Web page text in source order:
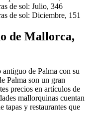
de sol: Julio, 346
de sol: Diciembre, 151
de Mallorca,
de Palma con su
Palma son un gran
precios en artículos de
mallorquinas cuentan
tapas y restaurantes que